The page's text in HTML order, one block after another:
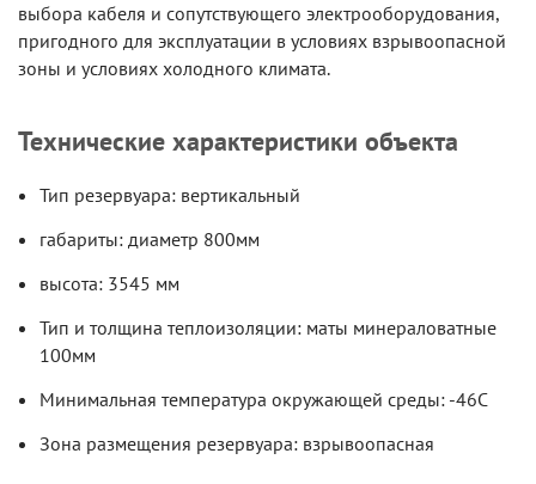
выбора кабеля и сопутствующего электрооборудования,
пригодного для эксплуатации в условиях взрывоопасной
зоны и условиях холодного климата.
Технические характеристики объекта
Тип резервуара: вертикальный
габариты: диаметр 800мм
высота: 3545 мм
Тип и толщина теплоизоляции: маты минераловатные
100мм
Минимальная температура окружающей среды: -46С
Зона размещения резервуара: взрывоопасная